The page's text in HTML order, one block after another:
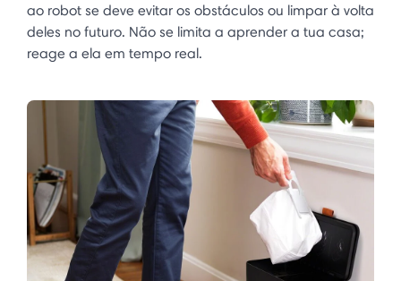
ao robot se deve evitar os obstáculos ou limpar à volta
deles no futuro. Não se limita a aprender a tua casa;
reage a ela em tempo real. ​